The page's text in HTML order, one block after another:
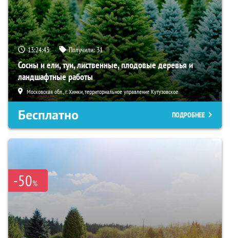
13:24:42 Получили:31
Сосны и ели, туи, лиственные, плодовые деревья и
ландшафтные работы
Московская обл., г. Химки, территориальное управление Кутузовское
Бесплатно ПОДРОБНЕЕ
-50%